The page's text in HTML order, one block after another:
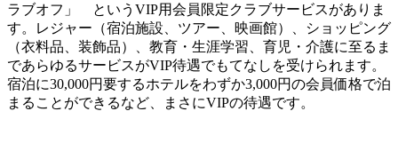
ラブオフ」 という VIP用会員限定クラブサービスがありま
す。レジャー（宿泊施設、ツアー、映画館）、ショッピング
（衣料品、装飾品）、教育・生涯学習、育児・介護に至るま
であらゆるサービスがVIP待遇でもてなしを受けられます。
宿泊に30,000円要するホテルをわずか3,000円の会員価格で泊
まることができるなど、まさにVIPの待遇です。